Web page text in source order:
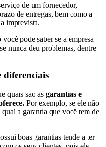
de um fornecedor,
de entregas, bem como a
imprevista.
pode saber se a empresa
nunca deu problemas, dentre
diferenciais
quais são as garantias e
Por exemplo, se ele não
a garantia que você tem de
boas garantias tende a ter